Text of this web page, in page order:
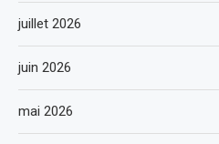
juillet 2026
juin 2026
mai 2026